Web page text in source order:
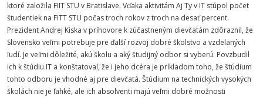
ktoré založila FIIT STU v Bratislave. Vďaka aktivitám Aj Ty v IT stúpol počet
študentiek na FITT STU počas troch rokov z troch na desať percent.
Prezident Andrej Kiska v príhovore k zúčastneným dievčatám zdôraznil, že
Slovensko veľmi potrebuje pre ďalší rozvoj dobré školstvo a vzdelaných
ľudí. Je veľmi dôležité, akú školu a aký študijný odbor si vyberú. Povzbudil
ich k štúdiu IT a konštatoval, že i jeho dcéra je príkladom toho, že štúdium
tohto odboru je vhodné aj pre dievčatá. Štúdium na technických vysokých
školách nie je ľahké, ale ich absolventi majú veľmi dobré možnosti